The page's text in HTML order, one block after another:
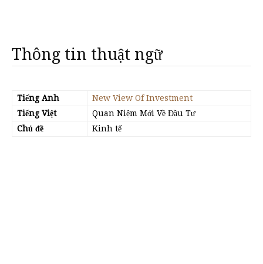
Thông tin thuật ngữ
Tiếng Anh
New View Of Investment
Tiếng Việt
Quan Niệm Mới Về Đầu Tư
Chủ đề
Kinh tế